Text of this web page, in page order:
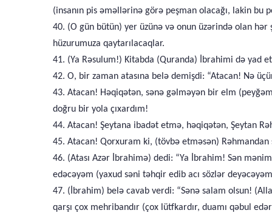
(insanın pis əməllərinə görə peşman olacağı, lakin bu
40. (O gün bütün) yer üzünə və onun üzərində olan hər
hüzurumuza qaytarılacaqlar.
41. (Ya Rəsulum!) Kitabda (Quranda) İbrahimi də yad
42. O, bir zaman atasına belə demişdi: “Atacan! Nə
43. Atacan! Həqiqətən, sənə gəlməyən bir elm
doğru bir yola çıxardım!
44. Atacan! Şeytana ibadət etmə, həqiqətən, Şeytan
45. Atacan! Qorxuram ki, (tövbə etməsən)
46. (Atası Azər İbrahimə) dedi: “Ya İbrahim! Sən
edəcəyəm (yaxud səni təhqir edib acı sözlər
47. (İbrahim) belə cavab verdi: “Sənə salam olsun!
qarşı çox mehribandır (çox lütfkardır, duamı qəbul